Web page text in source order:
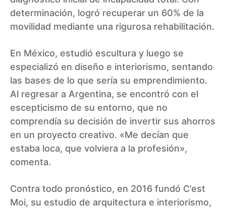
determinación, logró recuperar un 60% de la
movilidad mediante una rigurosa rehabilitación.
En México, estudió escultura y luego se
especializó en diseño e interiorismo, sentando
las bases de lo que sería su emprendimiento.
Al regresar a Argentina, se encontró con el
escepticismo de su entorno, que no
comprendía su decisión de invertir sus ahorros
en un proyecto creativo. «Me decían que
estaba loca, que volviera a la profesión»,
comenta.
Contra todo pronóstico, en 2016 fundó C’est
Moi, su estudio de arquitectura e interiorismo,